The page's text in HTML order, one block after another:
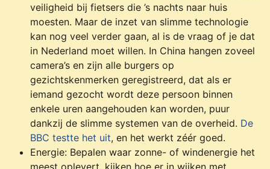
veiligheid bij fietsers die ’s nachts naar huis
moesten. Maar de inzet van slimme technologie
kan nog veel verder gaan, al is de vraag of je dat
in Nederland moet willen. In China hangen zoveel
camera’s en zijn alle burgers op
gezichtskenmerken geregistreerd, dat als er
iemand gezocht wordt deze persoon binnen
enkele uren aangehouden kan worden, puur
dankzij de slimme systemen van de overheid. De
BBC testte het uit, en het werkt zéér goed.
Energie: Bepalen waar zonne- of windenergie het